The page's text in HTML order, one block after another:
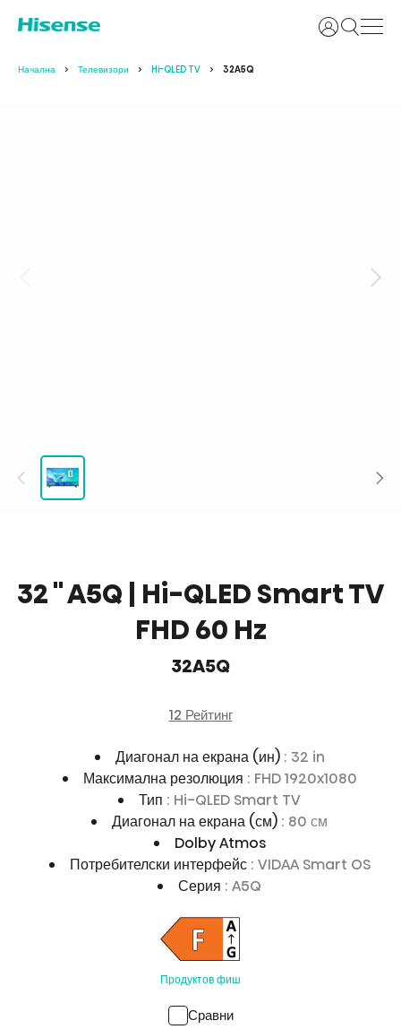
Вход
Начална Телевизори Hi-QLED TV 32A5Q
32 '' A5Q | Hi-QLED Smart TV
FHD 60 Hz
32A5Q
12 Рейтинг
Диагонал на екрана (ин) : 32 in
Максимална резолюция : FHD 1920x1080
Тип : Hi-QLED Smart TV
Диагонал на екрана (см) : 80 см
Dolby Atmos
Потребителски интерфейс : VIDAA Smart OS
Серия : A5Q
Продуктов фиш
Сравни